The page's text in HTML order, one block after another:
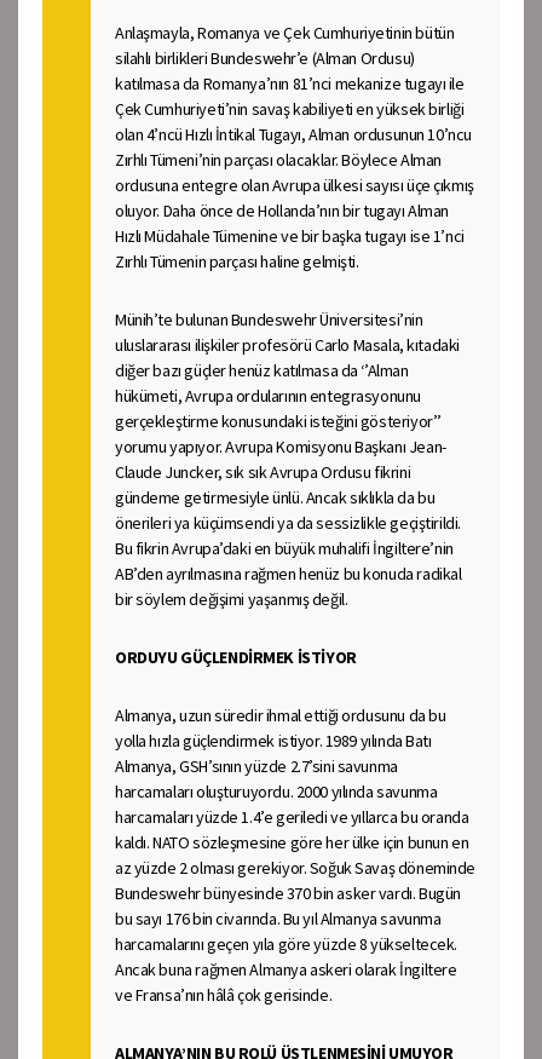
Anlaşmayla, Romanya ve Çek Cumhuriyetinin bütün
silahlı birlikleri Bundeswehr’e (Alman Ordusu)
katılmasa da Romanya’nın 81’nci mekanize tugayı ile
Çek Cumhuriyeti’nin savaş kabiliyeti en yüksek birliği
olan 4’ncü Hızlı İntikal Tugayı, Alman ordusunun 10’ncu
Zırhlı Tümeni’nin parçası olacaklar. Böylece Alman
ordusuna entegre olan Avrupa ülkesi sayısı üçe çıkmış
oluyor. Daha önce de Hollanda’nın bir tugayı Alman
Hızlı Müdahale Tümenine ve bir başka tugayı ise 1’nci
Zırhlı Tümenin parçası haline gelmişti.
Münih’te bulunan Bundeswehr Üniversitesi’nin
uluslararası ilişkiler profesörü Carlo Masala, kıtadaki
diğer bazı güçler henüz katılmasa da ‘’Alman
hükümeti, Avrupa ordularının entegrasyonunu
gerçekleştirme konusundaki isteğini gösteriyor’’
yorumu yapıyor. Avrupa Komisyonu Başkanı Jean-
Claude Juncker, sık sık Avrupa Ordusu fikrini
gündeme getirmesiyle ünlü. Ancak sıklıkla da bu
önerileri ya küçümsendi ya da sessizlikle geçiştirildi.
Bu fikrin Avrupa’daki en büyük muhalifi İngiltere’nin
AB’den ayrılmasına rağmen henüz bu konuda radikal
bir söylem değişimi yaşanmış değil.
ORDUYU GÜÇLENDİRMEK İSTİYOR
Almanya, uzun süredir ihmal ettiği ordusunu da bu
yolla hızla güçlendirmek istiyor. 1989 yılında Batı
Almanya, GSH’sının yüzde 2.7’sini savunma
harcamaları oluşturuyordu. 2000 yılında savunma
harcamaları yüzde 1.4’e geriledi ve yıllarca bu oranda
kaldı. NATO sözleşmesine göre her ülke için bunun en
az yüzde 2 olması gerekiyor. Soğuk Savaş döneminde
Bundeswehr bünyesinde 370 bin asker vardı. Bugün
bu sayı 176 bin civarında. Bu yıl Almanya savunma
harcamalarını geçen yıla göre yüzde 8 yükseltecek.
Ancak buna rağmen Almanya askeri olarak İngiltere
ve Fransa’nın hâlâ çok gerisinde.
ALMANYA’NIN BU ROLÜ ÜSTLENMESİNİ UMUYOR